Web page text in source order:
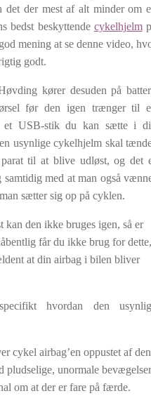
der mest af alt minder om
bedst beskyttende cykelhjelm
mening at se denne video,
godt.
kører desuden på
før den igen trænger til
et USB-stik du kan sætte i
usynlige cykelhjelm skal
til at blive udløst, og det
med at man også
sætter sig op på cyklen.
den ikke bruges igen, så er
får du ikke brug for dette,
at din airbag i bilen bliver
hvordan den
cykel airbag’en oppustet af den
pludselige, unormale
om at der er fare på færde.